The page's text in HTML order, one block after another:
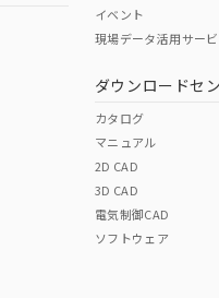
未対応品が混在する可能性
せください。
そ
イベント
現場データ活用サー
ダウンロードセ
カタログ
マニュアル
2D CAD
3D CAD
電気制御CAD
ソフトウェア